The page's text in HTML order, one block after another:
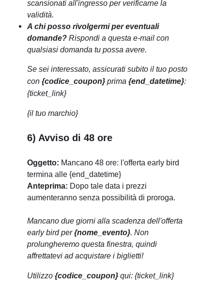
scansionati all'ingresso per verificarne la
validità.
A chi posso rivolgermi per eventuali
domande? Rispondi a questa e-mail con
qualsiasi domanda tu possa avere.
Se sei interessato, assicurati subito il tuo posto
con {codice_coupon} prima {end_datetime}:
{ticket_link}
{il tuo marchio}
6) Avviso di 48 ore
Oggetto: Mancano 48 ore: l'offerta early bird
termina alle {end_datetime}
Anteprima: Dopo tale data i prezzi
aumenteranno senza possibilità di proroga.
Mancano due giorni alla scadenza dell'offerta
early bird per{nome_evento}. Non
prolungheremo questa finestra, quindi
affrettatevi ad acquistare i biglietti!
Utilizzo {codice_coupon} qui: {ticket_link}